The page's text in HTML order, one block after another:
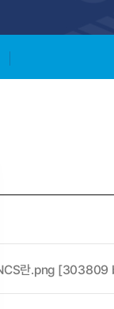
란.png